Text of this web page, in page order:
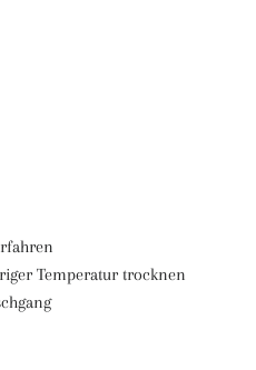
Temperatur trocknen